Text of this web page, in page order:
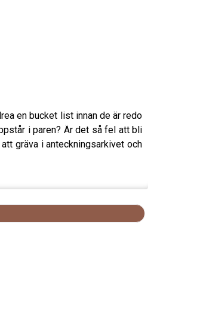
en bucket list innan de är redo
i paren? Är det så fel att bli
gräva i anteckningsarkivet och